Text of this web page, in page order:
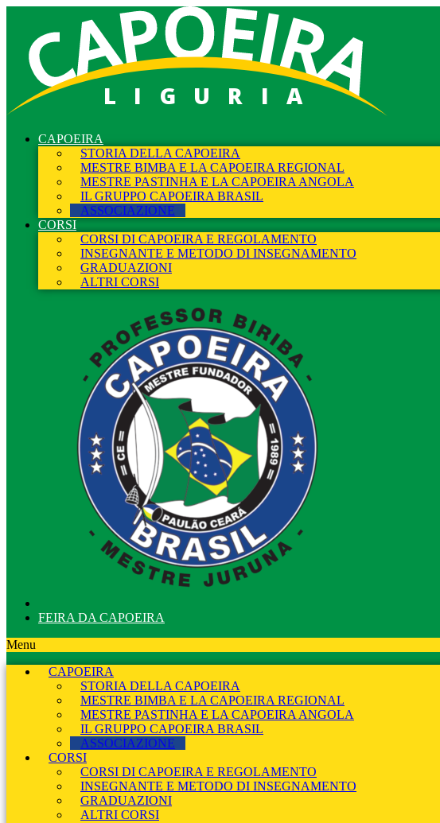
LIGURIA
CAPOEIRA
STORIA DELLA CAPOEIRA
MESTRE BIMBA E LA CAPOEIRA REGIONAL
MESTRE PASTINHA E LA CAPOEIRA ANGOLA
IL GRUPPO CAPOEIRA BRASIL
ASSOCIAZIONE
CORSI
CORSI DI CAPOEIRA E REGOLAMENTO
INSEGNANTE E METODO DI INSEGNAMENTO
GRADUAZIONI
ALTRI CORSI
FEIRA DA CAPOEIRA
Menu
CAPOEIRA
STORIA DELLA CAPOEIRA
MESTRE BIMBA E LA CAPOEIRA REGIONAL
MESTRE PASTINHA E LA CAPOEIRA ANGOLA
IL GRUPPO CAPOEIRA BRASIL
ASSOCIAZIONE
CORSI
CORSI DI CAPOEIRA E REGOLAMENTO
INSEGNANTE E METODO DI INSEGNAMENTO
GRADUAZIONI
ALTRI CORSI